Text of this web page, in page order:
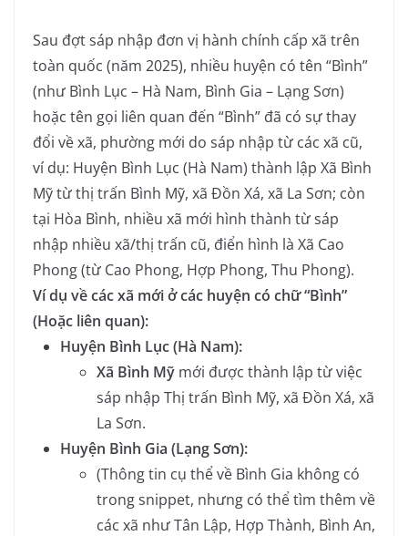
Sau đợt sáp nhập đơn vị hành chính cấp xã trên
toàn quốc (năm 2025), nhiều huyện có tên “Bình”
(như Bình Lục – Hà Nam, Bình Gia – Lạng Sơn)
hoặc tên gọi liên quan đến “Bình” đã có sự thay
đổi về xã, phường mới do sáp nhập từ các xã cũ,
ví dụ: Huyện Bình Lục (Hà Nam) thành lập Xã Bình
Mỹ từ thị trấn Bình Mỹ, xã Đồn Xá, xã La Sơn; còn
tại Hòa Bình, nhiều xã mới hình thành từ sáp
nhập nhiều xã/thị trấn cũ, điển hình là Xã Cao
Phong (từ Cao Phong, Hợp Phong, Thu Phong).
Ví dụ về các xã mới ở các huyện có chữ “Bình”
(Hoặc liên quan):
Huyện Bình Lục (Hà Nam):
Xã Bình Mỹ mới được thành lập từ việc
sáp nhập Thị trấn Bình Mỹ, xã Đồn Xá, xã
La Sơn.
Huyện Bình Gia (Lạng Sơn):
(Thông tin cụ thể về Bình Gia không có
trong snippet, nhưng có thể tìm thêm về
các xã như Tân Lập, Hợp Thành, Bình An,